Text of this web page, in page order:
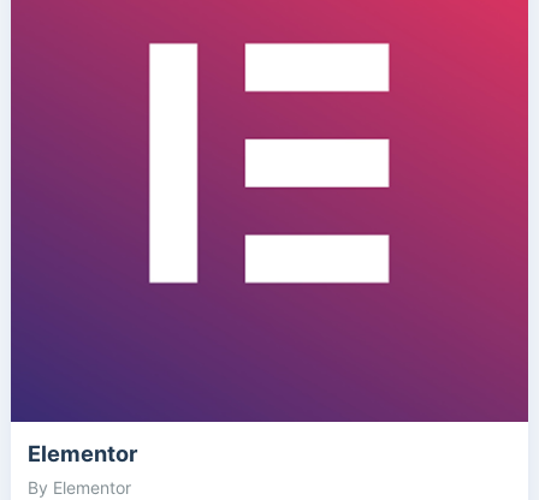
Elementor
By Elementor